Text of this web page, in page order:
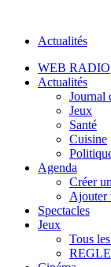
Actualités
WEB RADIO
Actualités
Journal
Jeux
Santé
Cuisine
Agenda
Créer
Ajouter
Spectacles
Jeux
Tous